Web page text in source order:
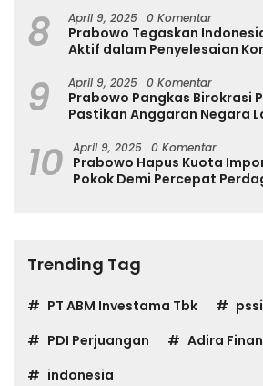
8 April 9, 2025 0 Komentar
Prabowo Tegaskan
Aktif dalam Penyelesaian
9 April 9, 2025 0 Komentar
Prabowo Pangkas Birokrasi
Pastikan Anggaran Negara
10 April 9, 2025 0 Komentar
Prabowo Hapus Kuota
Pokok Demi Percepat
Trending Tag
PT ABM Investama Tbk
pssi
PDI Perjuangan
Adira
indonesia